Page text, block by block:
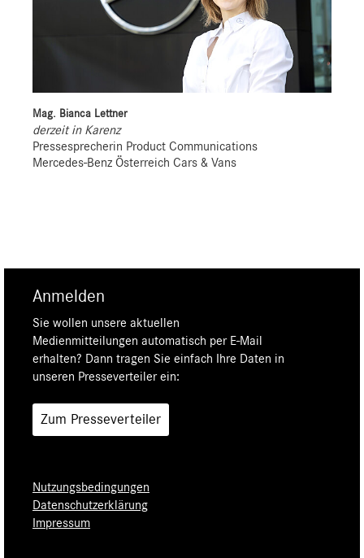
Mag. Bianca Lettner
derzeit in Karenz
Pressesprecherin Product Communications
Mercedes-Benz Österreich Cars & Vans
Anmelden
Sie wollen unsere aktuellen
Medienmitteilungen automatisch per E-Mail
erhalten? Dann tragen Sie einfach Ihre Daten in
unseren Presseverteiler ein:
Zum Presseverteiler
Nutzungsbedingungen
Datenschutzerklärung
Impressum